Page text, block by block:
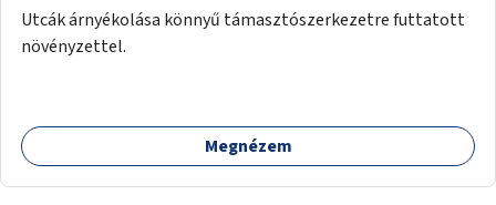
Utcák árnyékolása könnyű támasztószerkezetre futtatott
növényzettel.
Megnézem